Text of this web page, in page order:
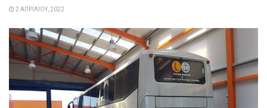
2 ΑΠΡΙΛΊΟΥ, 2022